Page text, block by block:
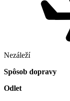
Nezáleží
Spôsob dopravy
Odlet